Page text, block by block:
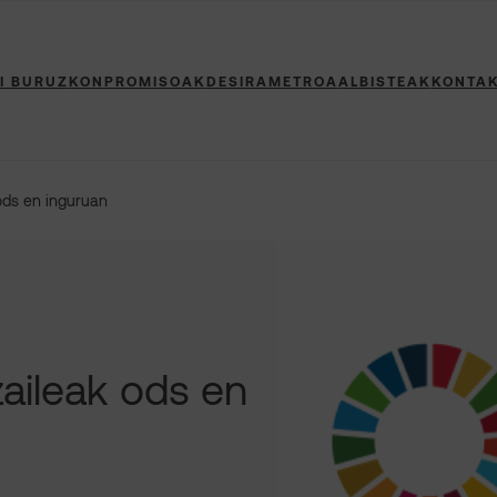
BURUZ KONPROMISOAK DESIRAMETROA ALBISTEAK
en inguruan
ods en